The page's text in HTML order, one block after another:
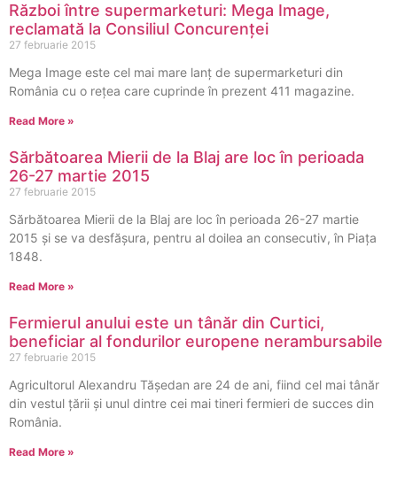
Război între supermarketuri: Mega Image,
reclamată la Consiliul Concurenței
27 februarie 2015
Mega Image este cel mai mare lanţ de supermarketuri din
România cu o reţea care cuprinde în prezent 411 magazine.
Read More »
Sărbătoarea Mierii de la Blaj are loc în perioada
26-27 martie 2015
27 februarie 2015
Sărbătoarea Mierii de la Blaj are loc în perioada 26-27 martie
2015 și se va desfășura, pentru al doilea an consecutiv, în Piața
1848.
Read More »
Fermierul anului este un tânăr din Curtici,
beneficiar al fondurilor europene nerambursabile
27 februarie 2015
Agricultorul Alexandru Tăşedan are 24 de ani, fiind cel mai tânăr
din vestul țării și unul dintre cei mai tineri fermieri de succes din
România.
Read More »